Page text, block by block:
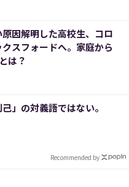
因解明した高校生、コロ
スフォードへ。家庭から
は？
」の対義語ではない。
Recommended by